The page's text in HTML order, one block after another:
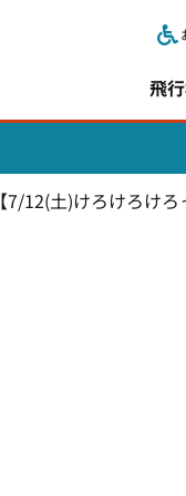
飛
【7/12(土)けろけろけ